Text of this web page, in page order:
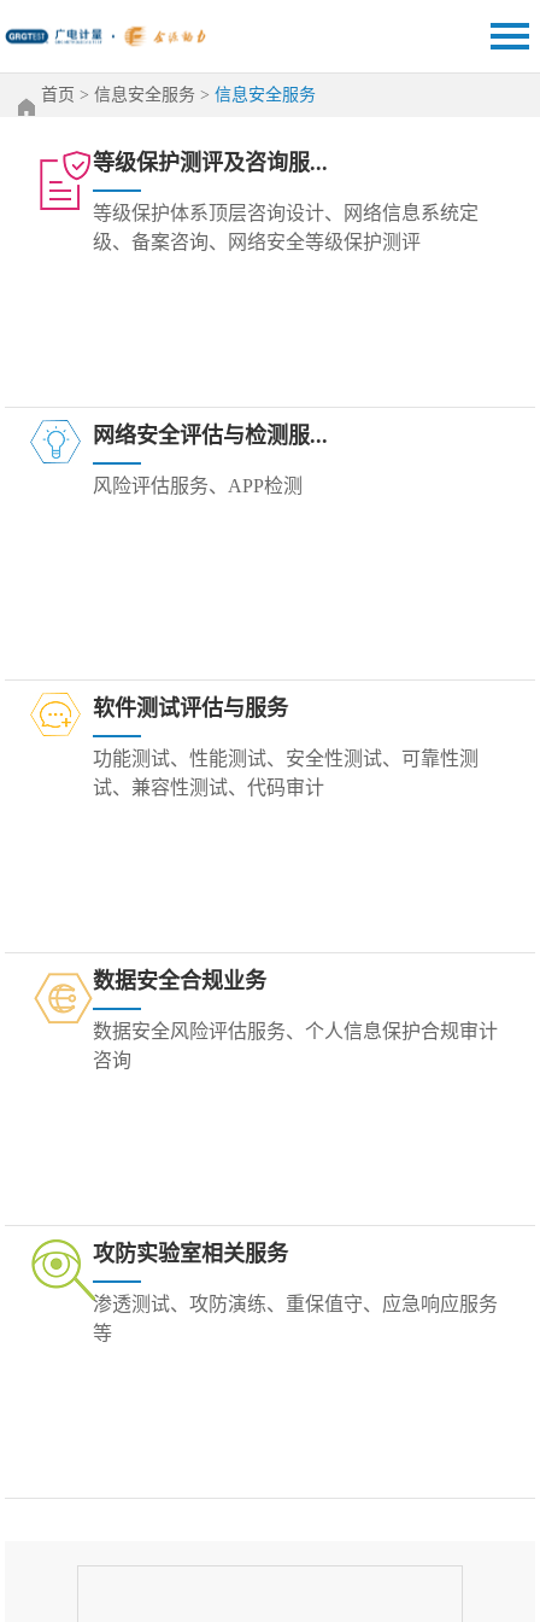
首页 >信息安全服务 >信息安全服务
等级保护测评及咨询服...
等级保护体系顶层咨询设计、
网络信息系统定
级、备案咨询、
网络安全等级保护测评
网络安全评估与检测服...
风险评估服务、APP检测
软件测试评估与服务
功能测试、性能测试、安全性测试、可靠性测
试、兼容性测试、代码审计
数据安全合规业务
数据安全风险评估服务、个人信息保护合规审计
咨询
攻防实验室相关服务
渗透测试、攻防演练、重保值守、应急响应服务
等